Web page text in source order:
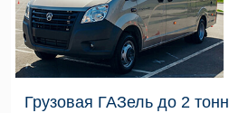
Грузовая ГАЗель до 2 тонн